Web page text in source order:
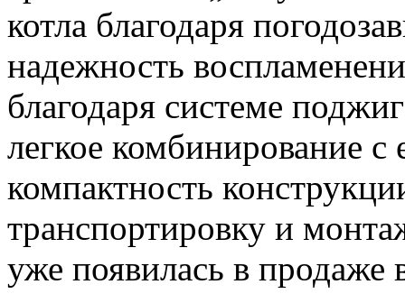
котла благодаря
надежность
благодаря системе
легкое комбинирование
компактность
транспортировку и
уже появилась в продаже